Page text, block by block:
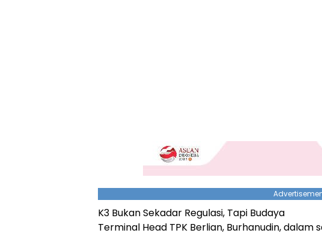
K3 Bukan Sekadar Regulasi, Tapi Budaya
Terminal Head TPK Berlian, Burhanudin,